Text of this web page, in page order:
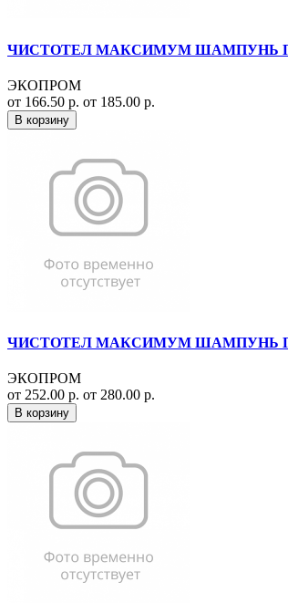
ЧИСТОТЕЛ МАКСИМУМ ШАМПУНЬ П/
ЭКОПРОМ
от 166.50 р. от 185.00 р.
В корзину
ЧИСТОТЕЛ МАКСИМУМ ШАМПУНЬ
ЭКОПРОМ
от 252.00 р. от 280.00 р.
В корзину